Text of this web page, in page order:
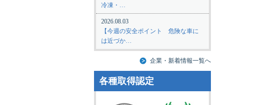
冷凍・…
2026.08.03
【今週の安全ポイント 危険な車に
は近づか…
企業・新着情報一覧へ
各種取得認定